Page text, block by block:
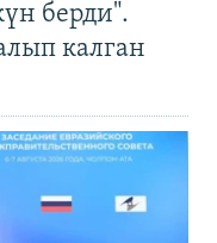
берди".
калган